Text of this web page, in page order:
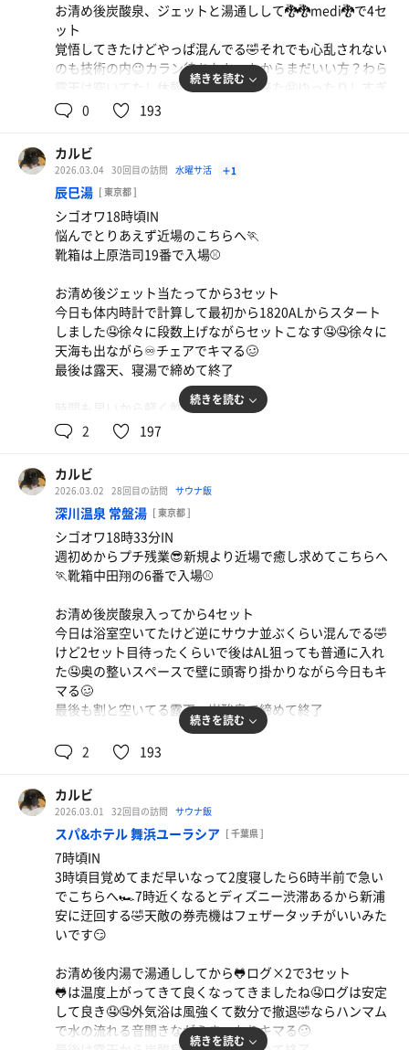
得製ラーメン
汗かいたしネギから食べればヘルシーにカロリー0で🏆
お清め後炭酸泉、ジェットと湯通しして🐉🐉medi🐉で4セ
ット
覚悟してきたけどやっぱ混んでる🤣それでも心乱されない
のも技術の内😉カラン待ちなかったからまだいい方？わら
露天は空いてたし休憩はゆったり出来た🤤ゆったりしすぎ
て🐉ロウリュ逃した🤤🤤毎回ALも受けてSLもしてもらっ
る🥴🥴🥴
最後に露天から壺湯で締めて終了
3月7日に1番混んでたのはドライヤーでした😳そんな今日
は多分今年初めての休肝日🤪
ネギラーメン白ノリ豚トロライス
続きを読む
0 193
カルビ
2026.03.04 30回目の訪問 水曜サ活 ＋1
辰巳湯 [ 東京都 ]
シゴオワ18時頃IN
悩んでとりあえず近場のこちらへ🏃
靴箱は上原浩司19番で入場⚾️
お清め後ジェット当たってから3セット
今日も体内時計で計算して最初から1820ALからスタート
しました🤤徐々に段数上げながらセットこなす🤤🤤徐々に
天海も出ながら♾️チェアでキマる🥴
最後は露天、寝湯で締めて終了
時間も早いから軽く飲んで帰ろ🤪
アジフライ美味しかったです🫡
続きを読む
2 197
カルビ
2026.03.02 28回目の訪問 サウナ飯
深川温泉 常盤湯 [ 東京都 ]
シゴオワ18時33分IN
週初めからプチ残業😎新規より近場で癒し求めてこちらへ
🏃靴箱中田翔の6番で入場⚾️
お清め後炭酸泉入ってから4セット
今日は浴室空いてたけど逆にサウナ並ぶくらい混んでる🤣
けど2セット目待ったくらいで後はAL狙っても普通に入れ
た🤤奥の整いスペースで壁に頭寄り掛かりながら今日もキ
マる🥴
最後も割と空いてる露天、炭酸泉で締めて終了
先週4日で今週長く感じるけどそれなりに頑張る😉
続きを読む
2 193
カルビ
2026.03.01 32回目の訪問 サウナ飯
スパ&ホテル 舞浜ユーラシア [ 千葉県 ]
7時頃IN
3時頃目覚めてまだ早いなって2度寝したら6時半前で急い
でこちらへ🏎️7時近くなるとディズニー渋滞あるから新浦
安に迂回する🤣天敵の券売機はフェザータッチがいいみた
いです😏
お清め後内湯で湯通ししてから🐸ログ×2で3セット
🐸は温度上がってきて良くなってきましたね🤤ログは安定
して良き🤤🤤外気浴は風強くて数分で撤退🤣ならハンマム
で水の流れる音聞きながらまったりキマる🥴
続きを読む